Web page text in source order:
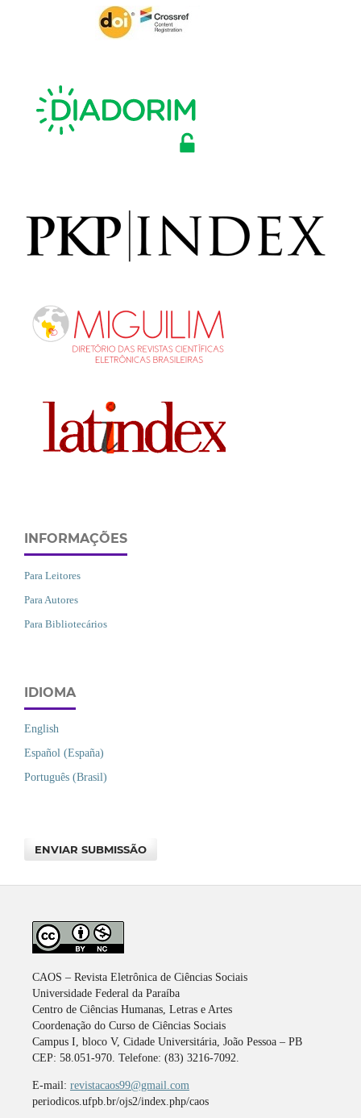
INFORMAÇÕES
Para Leitores
Para Autores
Para Bibliotecários
IDIOMA
English
Español (España)
Português (Brasil)
ENVIAR SUBMISSÃO
CAOS – Revista Eletrônica de Ciências Sociais
Universidade Federal da Paraíba
Centro de Ciências Humanas, Letras e Artes
Coordenação do Curso de Ciências Sociais
Campus I, bloco V, Cidade Universitária, João Pessoa – PB
CEP: 58.051-970. Telefone: (83) 3216-7092.
E-mail: revistacaos99@gmail.com
periodicos.ufpb.br/ojs2/index.php/caos